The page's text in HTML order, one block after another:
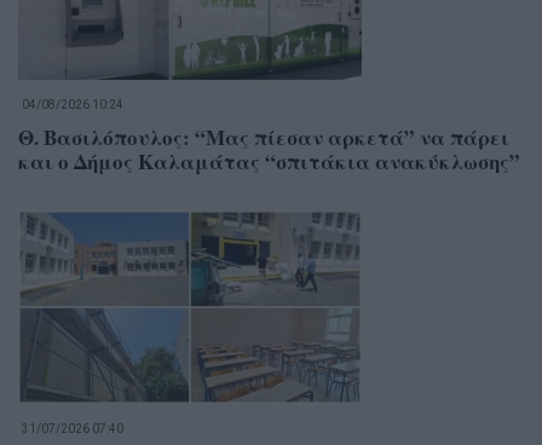
04/08/2026 10:24
Θ. Βασιλόπουλος: “Μας πίεσαν αρκετά” να πάρει
και ο Δήμος Καλαμάτας “σπιτάκια ανακύκλωσης”
31/07/2026 07:40